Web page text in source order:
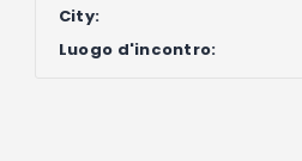
City:
Luogo d'incontro: